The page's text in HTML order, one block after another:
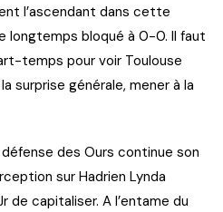
l’ascendant dans cette
longtemps bloqué à 0-0. Il faut
temps pour voir Toulouse
surprise générale, mener à la
des Ours continue son
sur Hadrien Lynda
de capitaliser. A l’entame du